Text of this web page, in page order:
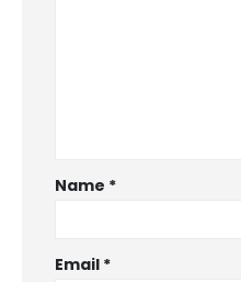
Name *
Email *